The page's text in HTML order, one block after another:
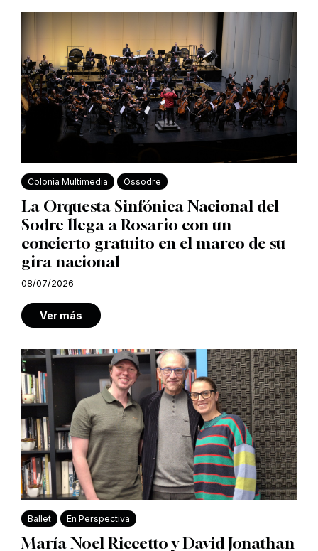
Colonia Multimedia Ossodre
La Orquesta Sinfónica Nacional del
Sodre llega a Rosario con un
concierto gratuito en el marco de su
gira nacional
08/07/2026
Ver más
Ballet En Perspectiva
María Noel Riccetto y David Jonathan